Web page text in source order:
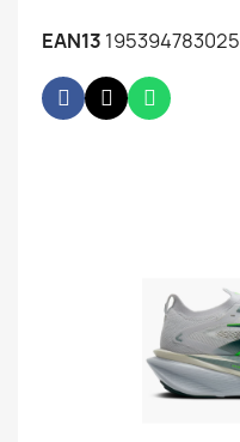
EAN13 195394783025